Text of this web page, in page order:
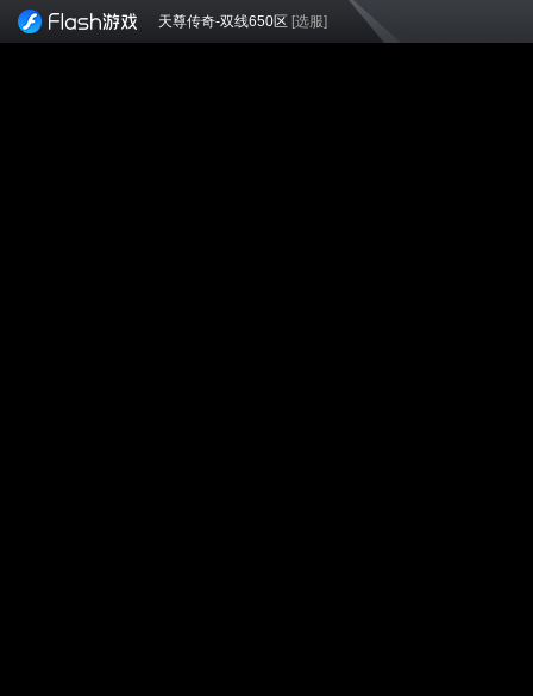
天尊传奇-双线650区 [选服]